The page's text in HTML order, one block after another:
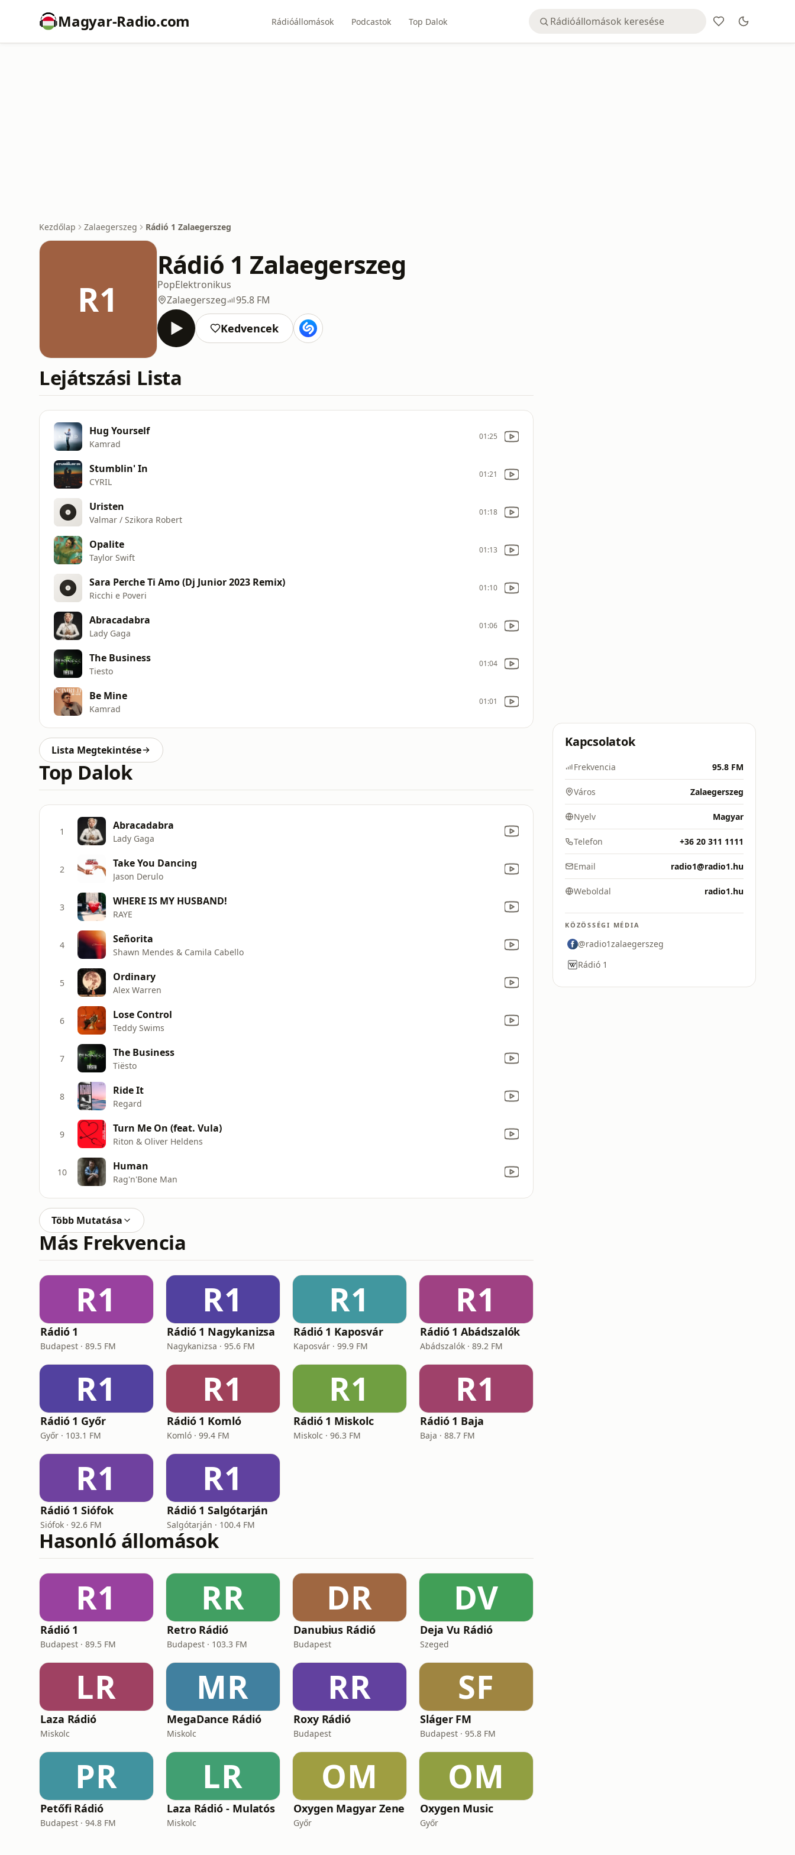
Magyar-Radio.com Rádióállomások Podcastok Top Dalok
Kezdőlap Zalaegerszeg Rádió 1 Zalaegerszeg
R1
Rádió 1 Zalaegerszeg
PopElektronikus
Zalaegerszeg
95.8 FM
Kedvencek
Lejátszási Lista
Hug Yourself
Kamrad
01:25
Stumblin' In
CYRIL
01:21
Uristen
Valmar / Szikora Robert
01:18
Opalite
Taylor Swift
01:13
Sara Perche Ti Amo (Dj Junior 2023 Remix)
Ricchi e Poveri
01:10
Abracadabra
Lady Gaga
01:06
The Business
Tiesto
01:04
Be Mine
Kamrad
01:01
Lista Megtekintése
Top Dalok
1 Abracadabra
Lady Gaga
2 Take You Dancing
Jason Derulo
3 WHERE IS MY HUSBAND!
RAYE
4 Señorita
Shawn Mendes & Camila Cabello
5 Ordinary
Alex Warren
6 Lose Control
Teddy Swims
7 The Business
Tiësto
8 Ride It
Regard
9 Turn Me On (feat. Vula)
Riton & Oliver Heldens
10 Human
Rag'n'Bone Man
Több Mutatása
Más Frekvencia
R1
Rádió 1
Budapest · 89.5 FM
R1
Rádió 1 Nagykanizsa
Nagykanizsa · 95.6 FM
R1
Rádió 1 Kaposvár
Kaposvár · 99.9 FM
R1
Rádió 1 Abádszalók
Abádszalók · 89.2 FM
R1
Rádió 1 Győr
Győr · 103.1 FM
R1
Rádió 1 Komló
Komló · 99.4 FM
R1
Rádió 1 Miskolc
Miskolc · 96.3 FM
R1
Rádió 1 Baja
Baja · 88.7 FM
R1
Rádió 1 Siófok
Siófok · 92.6 FM
R1
Rádió 1 Salgótarján
Salgótarján · 100.4 FM
Hasonló állomások
R1
Rádió 1
Budapest · 89.5 FM
RR
Retro Rádió
Budapest · 103.3 FM
DR
Danubius Rádió
Budapest
DV
Deja Vu Rádió
Szeged
LR
Laza Rádió
Miskolc
MR
MegaDance Rádió
Miskolc
RR
Roxy Rádió
Budapest
SF
Sláger FM
Budapest · 95.8 FM
PR
Petőfi Rádió
Budapest · 94.8 FM
LR
Laza Rádió - Mulatós
Miskolc
OM
Oxygen Magyar Zene
Győr
OM
Oxygen Music
Győr
Kapcsolatok
Frekvencia 95.8 FM
Város Zalaegerszeg
Nyelv Magyar
Telefon +36 20 311 1111
Email radio1@radio1.hu
Weboldal radio1.hu
KÖZÖSSÉGI MÉDIA
@radio1zalaegerszeg
Rádió 1